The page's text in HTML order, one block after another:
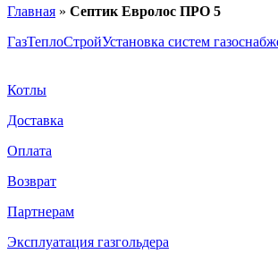
Главная » Септик Евролос ПРО 5
ГазТеплоСтройУстановка систем
Котлы
Доставка
Оплата
Возврат
Партнерам
Эксплуатация газгольдера